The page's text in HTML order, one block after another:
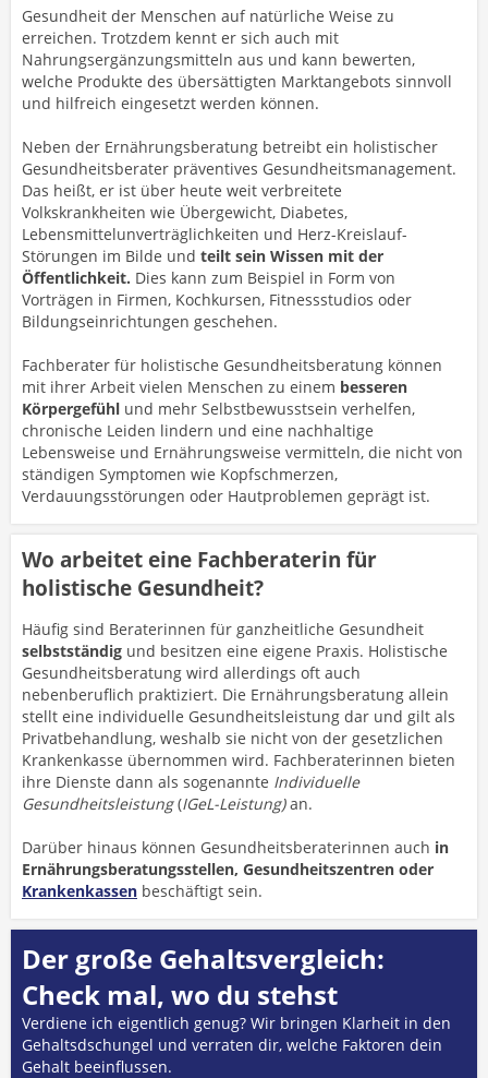
Gesundheit der Menschen auf natürliche Weise zu
erreichen. Trotzdem kennt er sich auch mit
Nahrungsergänzungsmitteln aus und kann bewerten,
welche Produkte des übersättigten Marktangebots sinnvoll
und hilfreich eingesetzt werden können.
Neben der Ernährungsberatung betreibt ein holistischer
Gesundheitsberater präventives Gesundheitsmanagement.
Das heißt, er ist über heute weit verbreitete
Volkskrankheiten wie Übergewicht, Diabetes,
Lebensmittelunverträglichkeiten und Herz-Kreislauf-
Störungen im Bilde und teilt sein Wissen mit der
Öffentlichkeit. Dies kann zum Beispiel in Form von
Vorträgen in Firmen, Kochkursen, Fitnessstudios oder
Bildungseinrichtungen geschehen.
Fachberater für holistische Gesundheitsberatung können
mit ihrer Arbeit vielen Menschen zu einem besseren
Körpergefühl und mehr Selbstbewusstsein verhelfen,
chronische Leiden lindern und eine nachhaltige
Lebensweise und Ernährungsweise vermitteln, die nicht von
ständigen Symptomen wie Kopfschmerzen,
Verdauungsstörungen oder Hautproblemen geprägt ist.
Wo arbeitet eine Fachberaterin für
holistische Gesundheit?
Häufig sind Beraterinnen für ganzheitliche Gesundheit
selbstständig und besitzen eine eigene Praxis. Holistische
Gesundheitsberatung wird allerdings oft auch
nebenberuflich praktiziert. Die Ernährungsberatung allein
stellt eine individuelle Gesundheitsleistung dar und gilt als
Privatbehandlung, weshalb sie nicht von der gesetzlichen
Krankenkasse übernommen wird. Fachberaterinnen bieten
ihre Dienste dann als sogenannte Individuelle
Gesundheitsleistung(IGeL-Leistung)an.
Darüber hinaus können Gesundheitsberaterinnen auch in
Ernährungsberatungsstellen, Gesundheitszentren oder
Krankenkassen beschäftigt sein.
Der große Gehaltsvergleich:
Check mal, wo du stehst
Verdiene ich eigentlich genug? Wir bringen Klarheit in den
Gehaltsdschungel und verraten dir, welche Faktoren dein
Gehalt beeinflussen.